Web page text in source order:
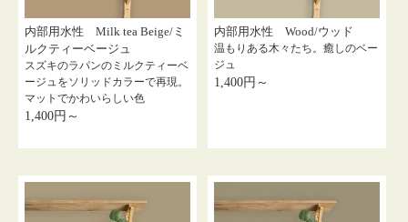
内部用水性 Milk tea Beige/ミ
ルクティーベージュ
スズキのラパンのミルクティーベ
ージュをソリッドカラーで再現。
マットでかわいらしい色
1,400円～
内部用水性 Wood/ウッド
温もりある木々たち。癒しのベー
ジュ
1,400円～